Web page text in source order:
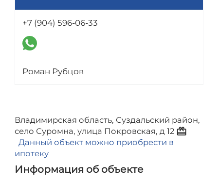
+7 (904) 596-06-33
Роман Рубцов
Владимирская область, Суздальский район,
село Суромна, улица Покровская, д 12 redeem
Данный объект можно приобрести в
ипотеку
Информация об объекте